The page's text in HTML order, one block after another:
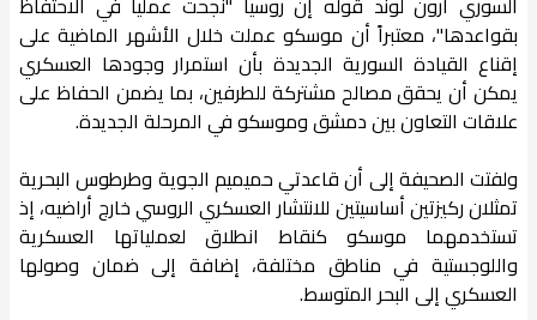
بقواعدها"، معتبراً أن موسكو عملت خلال الأشهر الماضية على
إقناع القيادة السورية الجديدة بأن استمرار وجودها العسكري
يمكن أن يحقق مصالح مشتركة للطرفين، بما يضمن الحفاظ على
علاقات التعاون بين دمشق وموسكو في المرحلة الجديدة.
ولفتت الصحيفة إلى أن قاعدتي حميميم الجوية وطرطوس البحرية
تمثلان ركيزتين أساسيتين للانتشار العسكري الروسي خارج أراضيه، إذ
تستخدمهما موسكو كنقاط انطلاق لعملياتها العسكرية
واللوجستية في مناطق مختلفة، إضافة إلى ضمان وصولها
العسكري إلى البحر المتوسط.